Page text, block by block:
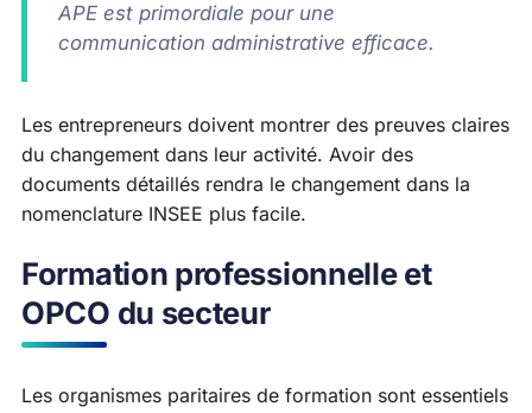
APE est primordiale pour une
communication administrative efficace.
Les entrepreneurs doivent montrer des preuves claires
du changement dans leur activité. Avoir des
documents détaillés rendra le changement dans la
nomenclature INSEE plus facile.
Formation professionnelle et
OPCO du secteur
Les organismes paritaires de formation sont essentiels